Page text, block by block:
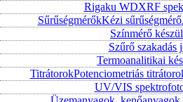
Rigaku WDXRF
SűrűségmérőkKézi sűrűségmérő
Színmérő
Szűrő szakadás
Termoanalitikai
TitrátorokPotenciometriás
UV/VIS